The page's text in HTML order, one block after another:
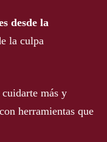
desde la
la culpa
más y
herramientas que